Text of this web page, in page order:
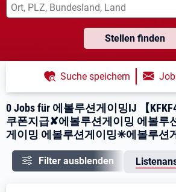
Stellen finden
0 Jobs für 에볼루션게이밍Ĳ 【
쿠폰지급✘에볼루션게이밍 에볼루
게이밍 에볼루션게이밍✳에볼루션
Suche speichern |
Filter ausblenden